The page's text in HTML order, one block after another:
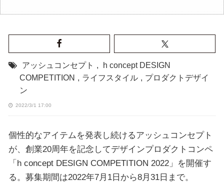
アッシュコンセプト ,
h concept DESIGN
COMPETITION , ライフスタイル , プロダクトデザイ
ン
2022/3/1 17:00
個性的なアイテムを発表し続けるアッシュコンセプト
が、創業20周年を記念してデザインプロダクトコンペ
「h concept DESIGN COMPETITION 2022」を開催す
る。募集期間は2022年7月1日から8月31日まで。